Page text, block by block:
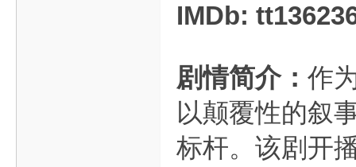
IMDb:
剧情简介： 作
以颠覆性的叙
标杆。该剧开